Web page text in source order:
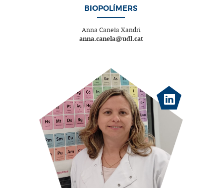
BIOPOLÍMERS
Anna Canela Xandri
anna.canela@udl.cat